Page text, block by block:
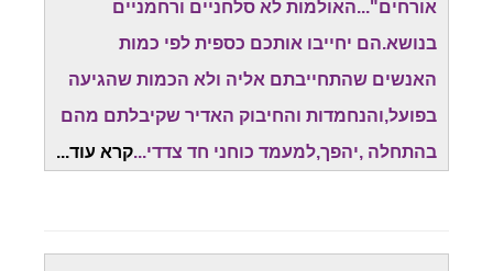
אורחים"...האולמות לא סלחניים ורחמניים
בנושא.הם יחייבו אותכם כספית לפי כמות
האנשים שהתחייבתם אליה ולא הכמות שהגיעה
בפועל,והנחמדות והחיבוק האדיר שקיבלתם מהם
בהתחלה ,יהפך,למעמד כוחני חד צדדי...קרא עוד...